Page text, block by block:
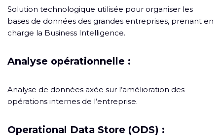
Solution technologique utilisée pour organiser les
bases de données des grandes entreprises, prenant en
charge la Business Intelligence.
Analyse opérationnelle :
Analyse de données axée sur l’amélioration des
opérations internes de l’entreprise.
Operational Data Store (ODS) :